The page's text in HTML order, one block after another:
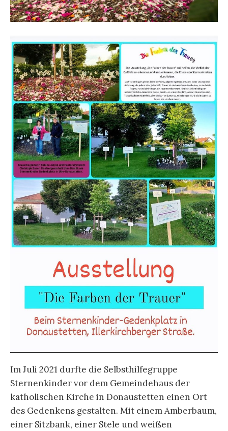
Im Juli 2021 durfte die Selbsthilfegruppe
Sternenkinder vor dem Gemeindehaus der
katholischen Kirche in Donaustetten einen Ort
des Gedenkens gestalten. Mit einem Amberbaum,
einer Sitzbank, einer Stele und weißen